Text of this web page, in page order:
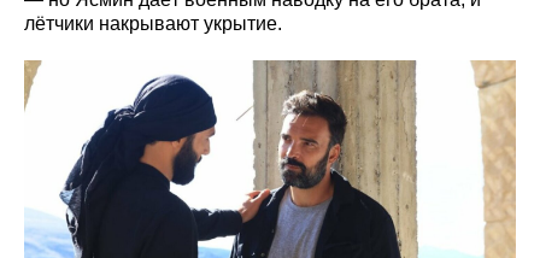
лётчики накрывают укрытие.